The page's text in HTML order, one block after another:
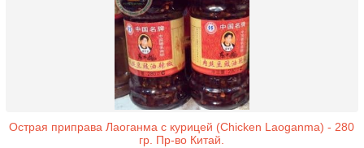
Острая приправа Лаоганма с курицей (Chicken Laoganma) - 280
гр. Пр-во Китай.